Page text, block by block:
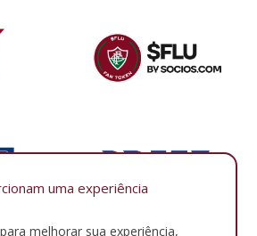
uma experiência
melhorar sua experiência,